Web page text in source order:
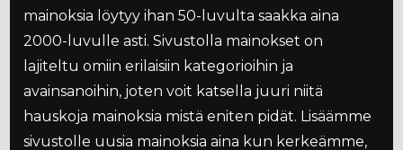
mainoksia löytyy ihan 50-luvulta saakka aina
2000-luvulle asti. Sivustolla mainokset on
lajiteltu omiin erilaisiin kategorioihin ja
avainsanoihin, joten voit katsella juuri niitä
hauskoja mainoksia mistä eniten pidät. Lisäämme
sivustolle uusia mainoksia aina kun kerkeämme,